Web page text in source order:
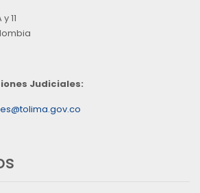
11
Judiciales: